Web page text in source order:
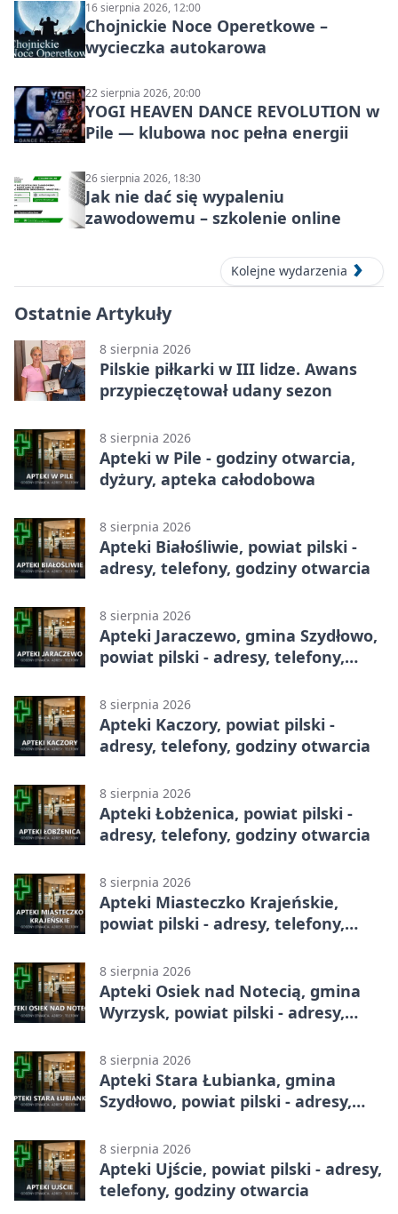
16 sierpnia 2026, 12:00
Chojnickie Noce Operetkowe –
wycieczka autokarowa
22 sierpnia 2026, 20:00
YOGI HEAVEN DANCE REVOLUTION w
Pile — klubowa noc pełna energii
26 sierpnia 2026, 18:30
Jak nie dać się wypaleniu
zawodowemu – szkolenie online
Kolejne wydarzenia
Ostatnie Artykuły
8 sierpnia 2026
Pilskie piłkarki w III lidze. Awans
przypieczętował udany sezon
8 sierpnia 2026
Apteki w Pile - godziny otwarcia,
dyżury, apteka całodobowa
8 sierpnia 2026
Apteki Białośliwie, powiat pilski -
adresy, telefony, godziny otwarcia
8 sierpnia 2026
Apteki Jaraczewo, gmina Szydłowo,
powiat pilski - adresy, telefony,
8 sierpnia 2026
Apteki Kaczory, powiat pilski -
adresy, telefony, godziny otwarcia
8 sierpnia 2026
Apteki Łobżenica, powiat pilski -
adresy, telefony, godziny otwarcia
8 sierpnia 2026
Apteki Miasteczko Krajeńskie,
powiat pilski - adresy, telefony,
8 sierpnia 2026
Apteki Osiek nad Notecią, gmina
Wyrzysk, powiat pilski - adresy,
8 sierpnia 2026
Apteki Stara Łubianka, gmina
Szydłowo, powiat pilski - adresy,
8 sierpnia 2026
Apteki Ujście, powiat pilski - adresy,
telefony, godziny otwarcia